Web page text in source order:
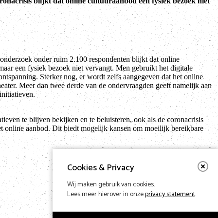
Cookies & Privacy
Wij maken gebruik van cookies.
Lees meer hierover in onzeprivacy statement.
onder ruim 2.100 respondenten blijkt dat online
een fysiek bezoek niet vervangt. Men gebruikt het digitale
Sterker nog, er wordt zelfs aangegeven dat het online
Meer dan twee derde van de ondervraagden geeft namelijk aan
te blijven bekijken en te beluisteren, ook als de coronacrisis
online aanbod. Dit biedt mogelijk kansen om moeilijk bereikbare